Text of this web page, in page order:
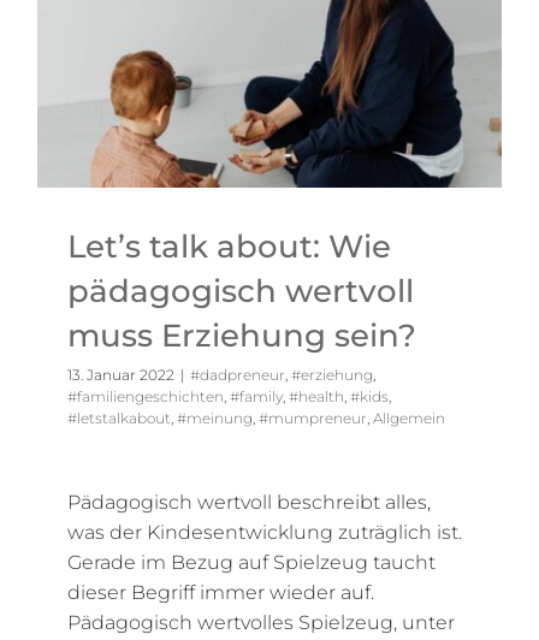
Let’s talk about: Wie
pädagogisch wertvoll
muss Erziehung sein?
13. Januar 2022 | #dadpreneur, #erziehung,
#familiengeschichten, #family, #health, #kids,
#letstalkabout, #meinung, #mumpreneur, Allgemein
Pädagogisch wertvoll beschreibt alles,
was der Kindesentwicklung zuträglich ist.
Gerade im Bezug auf Spielzeug taucht
dieser Begriff immer wieder auf.
Pädagogisch wertvolles Spielzeug, unter